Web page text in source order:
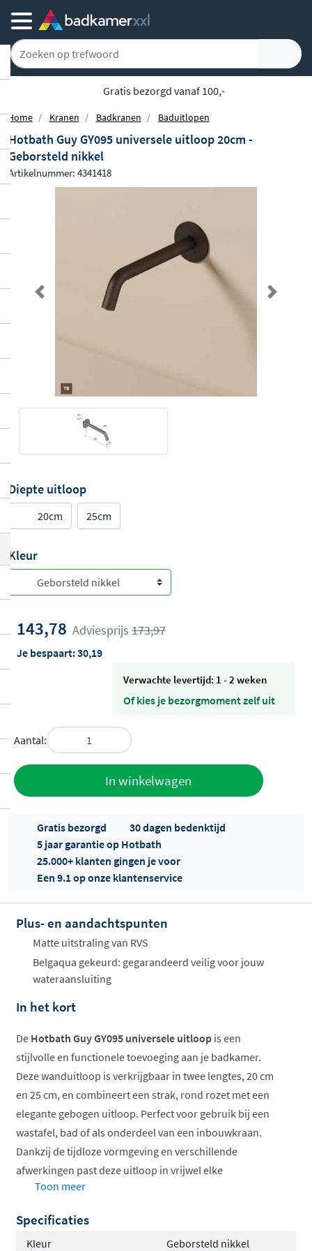
Gratis bezorgd vanaf 100,-
Home Kranen Badkranen Baduitlopen
Hotbath Guy GY095 universele uitloop 20cm -
Geborsteld nikkel
Artikelnummer: 4341418
Previous Next
Diepte uitloop
20cm 25cm
Kleur
143,78 Adviesprijs 173,97
Je bespaart:30,19
Verwachte levertijd: 1 - 2 weken
Of kies je bezorgmoment zelf uit
Aantal:
In winkelwagen
Offertes
ophalen...
Gratis bezorgd
30 dagen bedenktijd
5 jaar garantie op Hotbath
25.000+ klanten gingen je voor
Een 9.1 op onze klantenservice
Plus- en aandachtspunten
Matte uitstraling van RVS
Belgaqua gekeurd: gegarandeerd veilig voor jouw
wateraansluiting
In het kort
De Hotbath Guy GY095 universele uitloop is een
stijlvolle en functionele toevoeging aan je badkamer.
Deze wanduitloop is verkrijgbaar in twee lengtes, 20 cm
en 25 cm, en combineert een strak, rond rozet met een
elegante gebogen uitloop. Perfect voor gebruik bij een
wastafel, bad of als onderdeel van een inbouwkraan.
Dankzij de tijdloze vormgeving en verschillende
afwerkingen past deze uitloop in vrijwel elke
badkamerstijl.
Verkrijgbaar in 20 cm en 25 cm
Rond rozet voor strakke wandmontage
Toon meer
Specificaties
Kleur
Geborsteld nikkel